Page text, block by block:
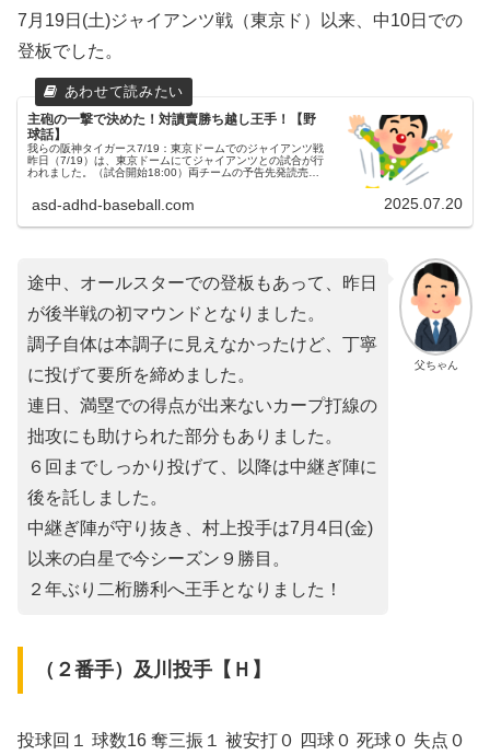
7月19日(土)ジャイアンツ戦（東京ド）以来、中10日での
登板でした。
主砲の一撃で決めた！対讀賣勝ち越し王手！【野
球話】
我らの阪神タイガース7/19：東京ドームでのジャイアンツ戦
昨日（7/19）は、東京ドームにてジャイアンツとの試合が行
われました。（試合開始18:00）両チームの予告先発読売ジ
asd-adhd-baseball.com 2025.07.20
父ちゃん
途中、オールスターでの登板もあって、昨日
が後半戦の初マウンドとなりました。
調子自体は本調子に見えなかったけど、丁寧
に投げて要所を締めました。
連日、満塁での得点が出来ないカープ打線の
拙攻にも助けられた部分もありました。
６回までしっかり投げて、以降は中継ぎ陣に
後を託しました。
中継ぎ陣が守り抜き、村上投手は7月4日(金)
以来の白星で今シーズン９勝目。
２年ぶり二桁勝利へ王手となりました！
（２番手）及川投手【Ｈ】
投球回１ 球数16 奪三振１ 被安打０ 四球０ 死球０ 失点０